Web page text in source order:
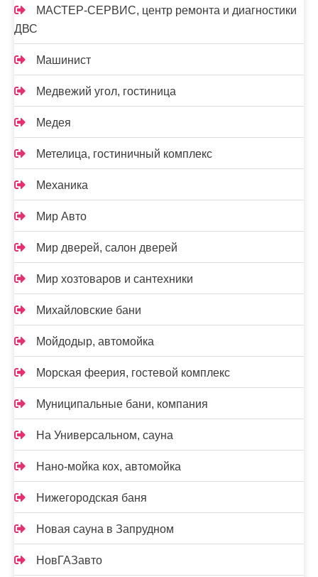
МАСТЕР-СЕРВИС, центр ремонта и диагностики
ДВС
Машинист
Медвежий угол, гостиница
Медея
Метелица, гостиничный комплекс
Механика
Мир Авто
Мир дверей, салон дверей
Мир хозтоваров и сантехники
Михайловские бани
Мойдодыр, автомойка
Морская феерия, гостевой комплекс
Муниципальные бани, компания
На Универсальном, сауна
Нано-мойка кох, автомойка
Нижегородская баня
Новая сауна в Запрудном
НовГАЗавто